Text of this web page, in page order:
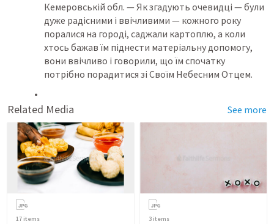
Кемеровській обл. — Як згадують очевидці — були
дуже радісними і ввічливими — кожного року
поралися на городі, саджали картоплю, а коли
хтось бажав їм піднести матеріальну допомогу,
вони ввічливо і говорили, що їм спочатку
потрібно порадитися зі Своїм Небесним Отцем.
Related Media See more
17 items 3 items